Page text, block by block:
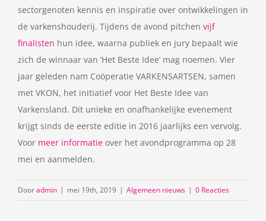
sectorgenoten kennis en inspiratie over ontwikkelingen in
de varkenshouderij. Tijdens de avond pitchen vijf
finalisten hun idee, waarna publiek en jury bepaalt wie
zich de winnaar van ‘Het Beste Idee’ mag noemen. Vier
jaar geleden nam Coöperatie VARKENSARTSEN, samen
met VKON, het initiatief voor Het Beste Idee van
Varkensland. Dit unieke en onafhankelijke evenement
krijgt sinds de eerste editie in 2016 jaarlijks een vervolg.
Voor meer informatie over het avondprogramma op 28
mei en aanmelden.
Dooradmin | mei 19th, 2019 | Algemeen nieuws | 0 Reacties